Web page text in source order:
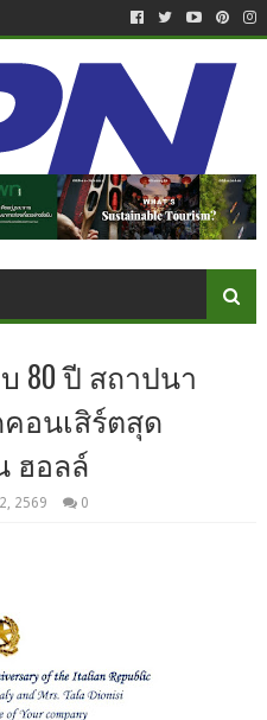
80 ปี สถาปนา
อนเสิร์ตสุด
ฮอลล์
2569 0